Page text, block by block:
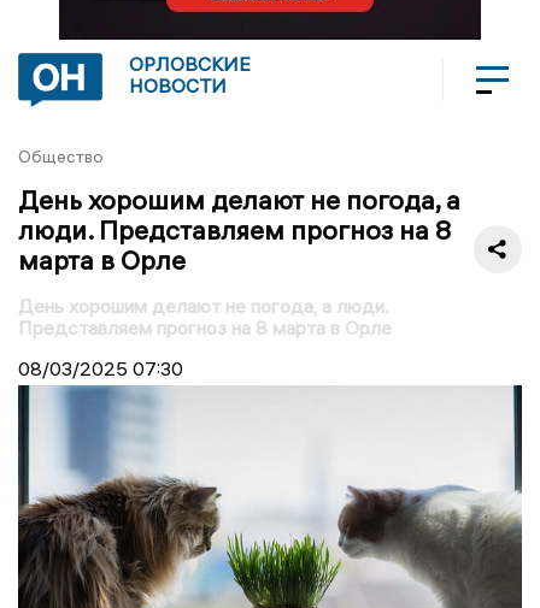
ОРЛОВСКИЕ
НОВОСТИ
Общество
День хорошим делают не погода, а
люди. Представляем прогноз на 8
марта в Орле
День хорошим делают не погода, а люди.
Представляем прогноз на 8 марта в Орле
08/03/2025 07:30